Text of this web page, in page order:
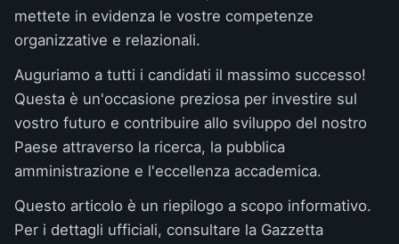
mettete in evidenza le vostre competenze
organizzative e relazionali.
Auguriamo a tutti i candidati il massimo successo!
Questa è un'occasione preziosa per investire sul
vostro futuro e contribuire allo sviluppo del nostro
Paese attraverso la ricerca, la pubblica
amministrazione e l'eccellenza accademica.
Questo articolo è un riepilogo a scopo informativo.
Per i dettagli ufficiali, consultare la Gazzetta